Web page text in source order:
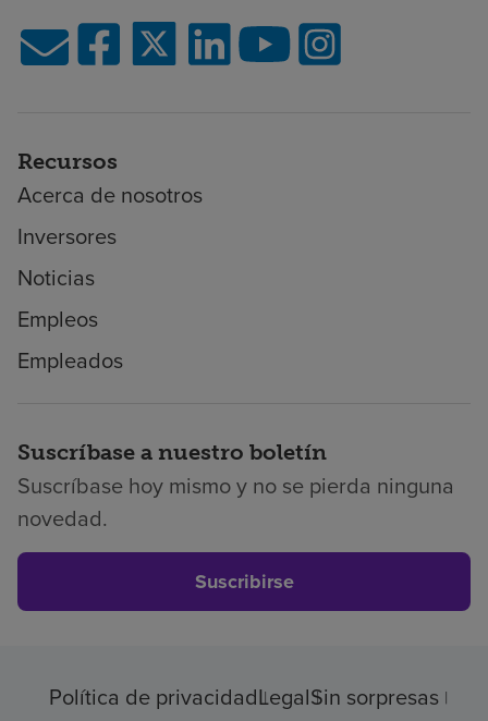
Recursos
Acerca de nosotros
Inversores
Noticias
Empleos
Empleados
Suscríbase a nuestro boletín
Suscríbase hoy mismo y no se pierda ninguna
novedad.
Suscribirse
Política de privacidadLegalSin sorpresas